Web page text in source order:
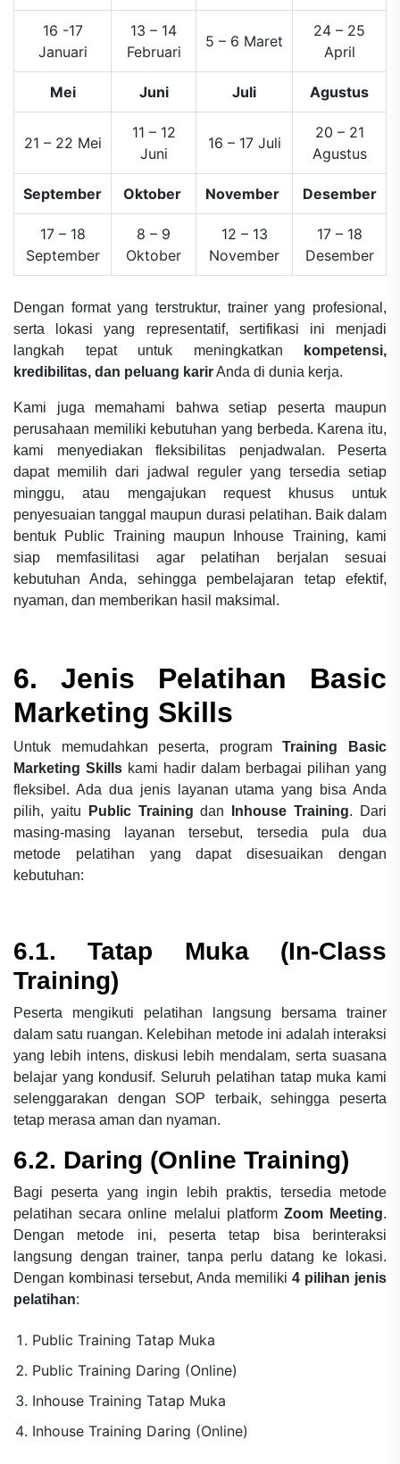
16 -17
Januari
13 – 14
Februari
5 – 6 Maret
24 – 25
April
Mei Juni Juli Agustus
21 – 22 Mei
11 – 12
Juni
16 – 17 Juli
20 – 21
Agustus
September Oktober November Desember
17 – 18
September
8 – 9
Oktober
12 – 13
November
17 – 18
Desember
Dengan format yang terstruktur, trainer yang profesional,
serta lokasi yang representatif, sertifikasi ini menjadi
langkah tepat untuk meningkatkan
kompetensi,
kredibilitas, dan peluang karirAnda di dunia kerja.
Kami juga memahami bahwa setiap peserta maupun
perusahaan memiliki kebutuhan yang berbeda. Karena itu,
kami menyediakan fleksibilitas penjadwalan. Peserta
dapat memilih dari jadwal reguler yang tersedia setiap
minggu, atau mengajukan request khusus untuk
penyesuaian tanggal maupun durasi pelatihan. Baik dalam
bentuk Public Training maupun Inhouse Training, kami
siap memfasilitasi agar pelatihan berjalan sesuai
kebutuhan Anda, sehingga pembelajaran tetap efektif,
nyaman, dan memberikan hasil maksimal.
6. Jenis Pelatihan Basic
Marketing Skills
Untuk memudahkan peserta, programTraining Basic
Marketing Skills kami hadir dalam berbagai pilihan yang
fleksibel. Ada dua jenis layanan utama yang bisa Anda
pilih, yaitu
Public Training dan Inhouse Training. Dari
masing-masing layanan tersebut, tersedia pula dua
metode pelatihan yang dapat disesuaikan dengan
kebutuhan:
6.1. Tatap Muka (In-Class
Training)
Peserta mengikuti pelatihan langsung bersama trainer
dalam satu ruangan. Kelebihan metode ini adalah interaksi
yang lebih intens, diskusi lebih mendalam, serta suasana
belajar yang kondusif. Seluruh pelatihan tatap muka kami
selenggarakan dengan SOP terbaik, sehingga peserta
tetap merasa aman dan nyaman.
6.2. Daring (Online Training)
Bagi peserta yang ingin lebih praktis, tersedia metode
pelatihan secara online melalui platform Zoom Meeting.
Dengan metode ini, peserta tetap bisa berinteraksi
langsung dengan trainer, tanpa perlu datang ke lokasi.
Dengan kombinasi tersebut, Anda memiliki 4 pilihan jenis
pelatihan:
Public Training Tatap Muka
Public Training Daring (Online)
Inhouse Training Tatap Muka
Inhouse Training Daring (Online)